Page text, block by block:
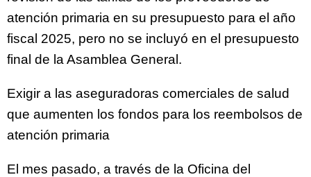
atención primaria en su presupuesto para el año
fiscal 2025, pero no se incluyó en el presupuesto
final de la Asamblea General.
Exigir a las aseguradoras comerciales de salud
que aumenten los fondos para los reembolsos de
atención primaria
El mes pasado, a través de la Oficina del